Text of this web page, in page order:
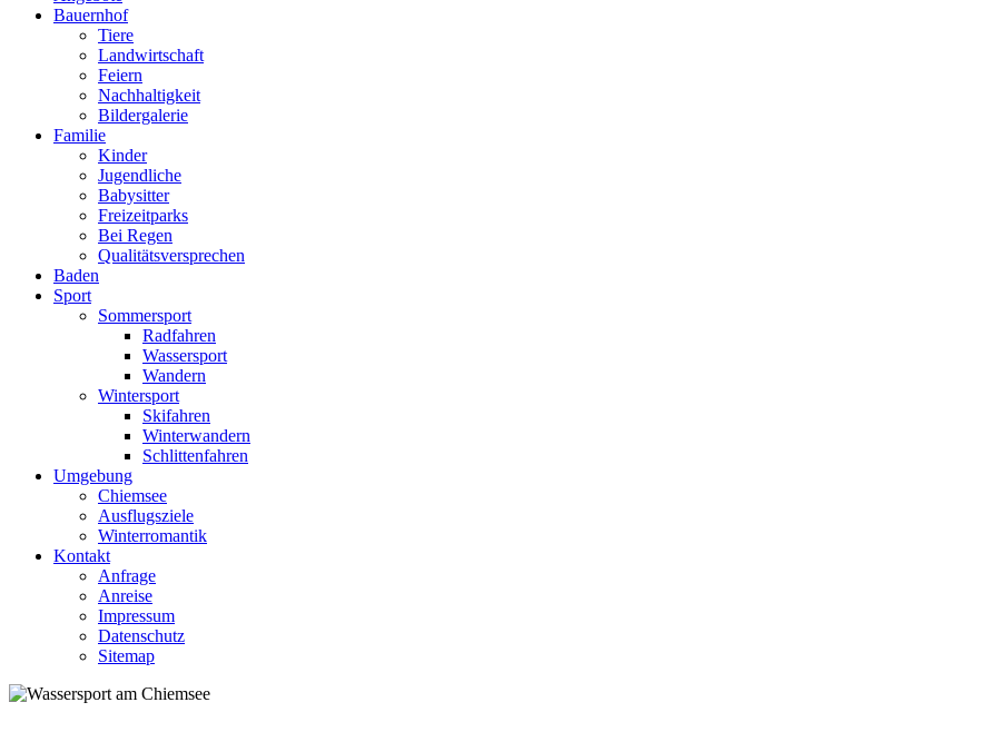
Bauernhof
Tiere
Landwirtschaft
Feiern
Nachhaltigkeit
Bildergalerie
Familie
Kinder
Jugendliche
Babysitter
Freizeitparks
Bei Regen
Qualitätsversprechen
Baden
Sport
Sommersport
Radfahren
Wassersport
Wandern
Wintersport
Skifahren
Winterwandern
Schlittenfahren
Umgebung
Chiemsee
Ausflugsziele
Winterromantik
Kontakt
Anfrage
Anreise
Impressum
Datenschutz
Sitemap